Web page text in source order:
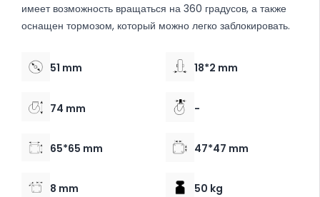
имеет возможность вращаться на 360 градусов, а также
оснащен тормозом, который можно легко заблокировать.
51 mm 18*2 mm
74 mm -
65*65 mm 47*47 mm
8 mm 50 kg